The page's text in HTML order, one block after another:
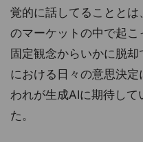
覚的に話してることと
のマーケットの中で起こ
固定観念からいかに脱
における日々の意思決
われが生成AIに期待して
た。